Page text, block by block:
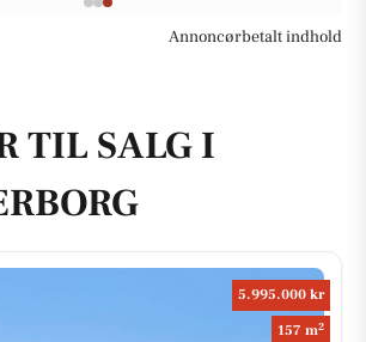
Annoncørbetalt indhold
TIL SALG I
5.995.000 kr
157 m2